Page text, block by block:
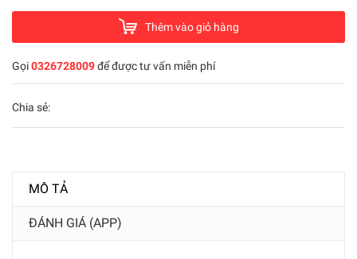
Thêm vào giỏ hàng
Gọi0326728009để được tư vấn miễn phí
Chia sẻ:
MÔ TẢ
ĐÁNH GIÁ (APP)